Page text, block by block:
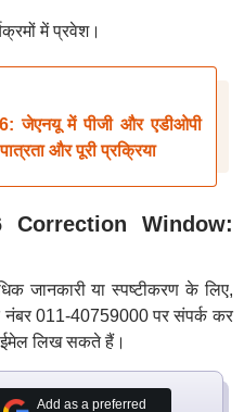
में प्रवेश।
जेएनयू में पीजी और एडीओपी
और पूरी प्रक्रिया
Correction Window:
जानकारी या स्पष्टीकरण के लिए,
नंबर 011-40759000 पर संपर्क कर
लिख सकते हैं।
Add as a preferred